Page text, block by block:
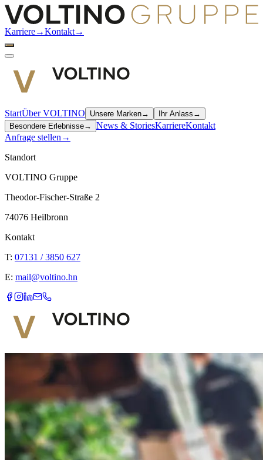
Karriere→Kontakt→
StartÜber VOLTINO Unsere Marken→ Ihr Anlass →
Besondere Erlebnisse→ News & StoriesKarriereKontakt
Anfrage stellen →
Standort
VOLTINO Gruppe
Theodor-Fischer-Straße 2
74076 Heilbronn
Kontakt
T: 07131 / 3850 627
E: mail@voltino.hn